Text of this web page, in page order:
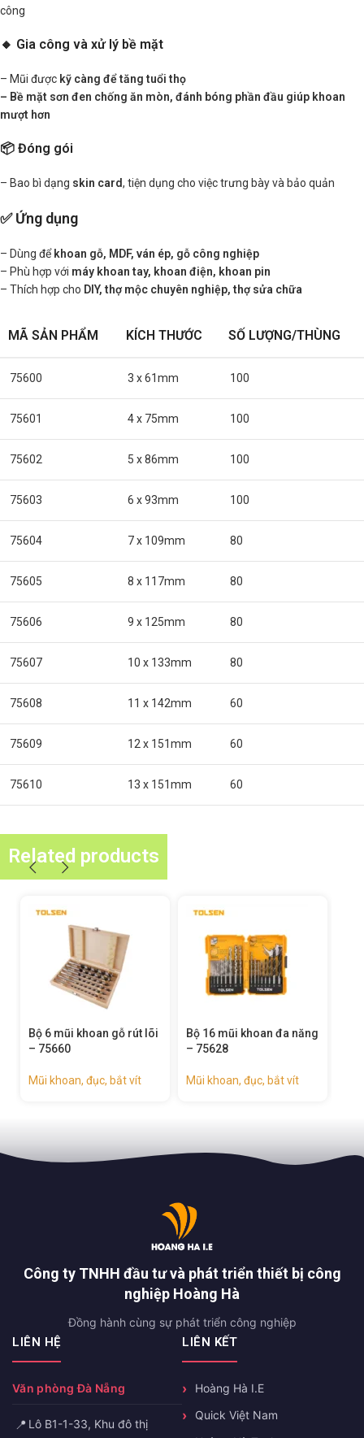
công
🔸 Gia công và xử lý bề mặt
– Mũi được kỹ càng để tăng tuổi thọ
– Bề mặt sơn đen chống ăn mòn, đánh bóng phần đầu giúp khoan
mượt hơn
📦 Đóng gói
– Bao bì dạng skin card, tiện dụng cho việc trưng bày và bảo quản
✅ Ứng dụng
– Dùng để khoan gỗ, MDF, ván ép, gỗ công nghiệp
– Phù hợp với máy khoan tay, khoan điện, khoan pin
– Thích hợp cho DIY, thợ mộc chuyên nghiệp, thợ sửa chữa
MÃ SẢN PHẨM KÍCH THƯỚC SỐ LƯỢNG/THÙNG
75600 3 x 61mm 100
75601 4 x 75mm 100
75602 5 x 86mm 100
75603 6 x 93mm 100
75604 7 x 109mm 80
75605 8 x 117mm 80
75606 9 x 125mm 80
75607 10 x 133mm 80
75608 11 x 142mm 60
75609 12 x 151mm 60
75610 13 x 151mm 60
Related products
6 mũi khoan gỗ rút lõi
75660
khoan, đục, bắt vít
Bộ 16 mũi khoan đa năng
– 75628
Mũi khoan, đục, bắt vít
Mũi
Công ty TNHH đầu tư và phát triển thiết bị công
nghiệp Hoàng Hà
Đồng hành cùng sự phát triển công nghiệp
LIÊN HỆ
Văn phòng Đà Nẵng
📍 Lô B1-1-33, Khu đô thị
LIÊN KẾT
Hoàng Hà I.E
Quick Việt Nam